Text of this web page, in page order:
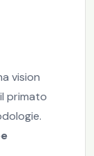
vision
primato